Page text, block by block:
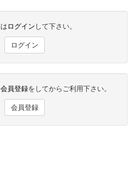
ログイン して下さい。
ログイン
会員登録をしてからご利用下さい。
会員登録